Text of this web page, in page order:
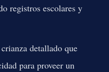
registros escolares y
detallado que
para proveer un